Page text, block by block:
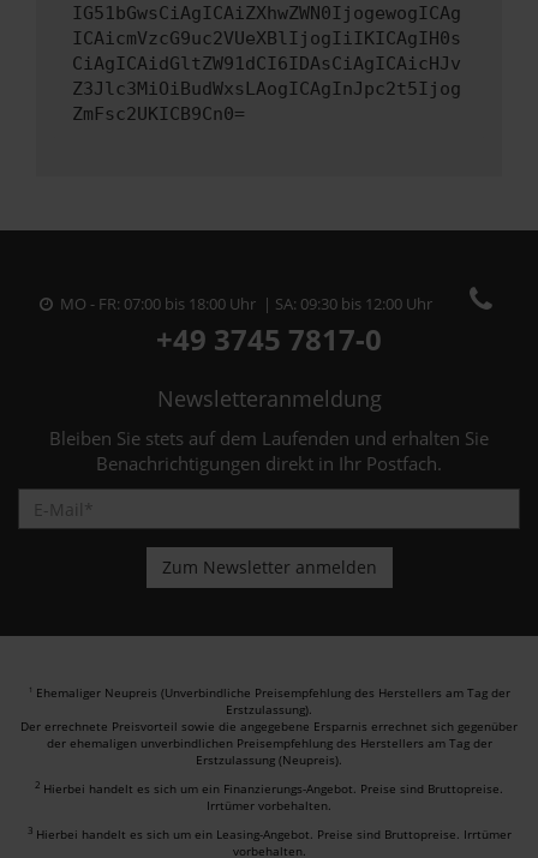
IG51bGwsCiAgICAiZXhwZWN0IjogewogICAg
ICAicmVzcG9uc2VUeXBlIjogIiIKICAgIH0s
CiAgICAidGltZW91dCI6IDAsCiAgICAicHJv
Z3Jlc3MiOiBudWxsLAogICAgInJpc2t5Ijog
ZmFsc2UKICB9Cn0=
MO - FR: 07:00 bis 18:00 Uhr | SA: 09:30 bis 12:00 Uhr
+49 3745 7817-0
Newsletteranmeldung
Bleiben Sie stets auf dem Laufenden und erhalten Sie
Benachrichtigungen direkt in Ihr Postfach.
1 Ehemaliger Neupreis (Unverbindliche Preisempfehlung des Herstellers am Tag der
Erstzulassung).
Der errechnete Preisvorteil sowie die angegebene Ersparnis errechnet sich gegenüber
der ehemaligen unverbindlichen Preisempfehlung des Herstellers am Tag der
Erstzulassung (Neupreis).
2 Hierbei handelt es sich um ein Finanzierungs-Angebot. Preise sind Bruttopreise.
Irrtümer vorbehalten.
3 Hierbei handelt es sich um ein Leasing-Angebot. Preise sind Bruttopreise. Irrtümer
vorbehalten.